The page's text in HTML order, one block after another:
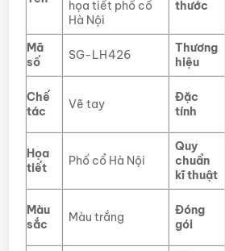
họa tiết phố cổ
Hà Nội
thước
Mã
số
SG-LH426
Thương
hiệu
Chế
tác
Vẽ tay
Đặc
tính
Họa
tiết
Phố cổ Hà Nội
Quy
chuẩn
kĩ thuật
Màu
sắc
Màu trắng
Đóng
gói